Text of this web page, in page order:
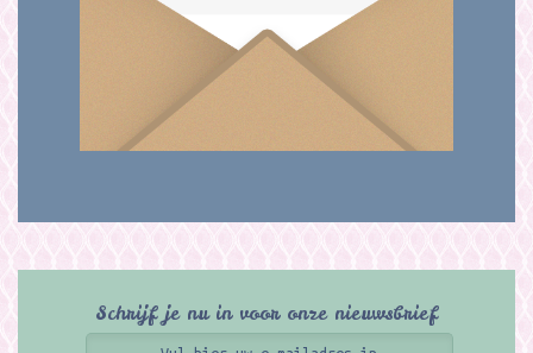
Schrijf je nu in voor onze nieuwsbrief